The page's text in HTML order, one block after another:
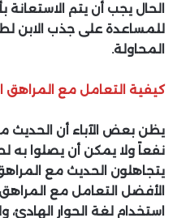
الحال يجب أن يتم الاستعانة
للمساعدة على جذب الابن
المحاولة.
كيفية التعامل مع المراهق
يظن بعض الآباء أن الحديث
نفعاً ولا يمكن أن يصلوا به
يتجاهلون الحديث مع
الأفضل التعامل مع
استخدام لغة الحوار الهادئ،